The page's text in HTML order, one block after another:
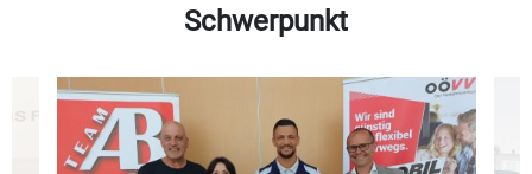
Schwerpunkt